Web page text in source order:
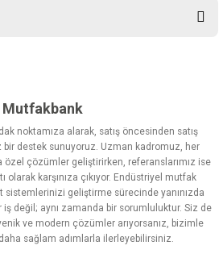
ederiz.
veya görüntülenemiyor.
bilgiler bulunuyor.
bulunuyor.
daha pahalı.
alternatifler olmalı.
Mutfakbank
noktamıza alarak, satış öncesinden satış
bir destek sunuyoruz. Uzman kadromuz, her
çözümler geliştirirken, referanslarımız ise
olarak karşınıza çıkıyor. Endüstriyel mutfak
sistemlerinizi geliştirme sürecinde yanınızda
değil; aynı zamanda bir sorumluluktur. Siz de
ve modern çözümler arıyorsanız, bizimle
sağlam adımlarla ilerleyebilirsiniz.